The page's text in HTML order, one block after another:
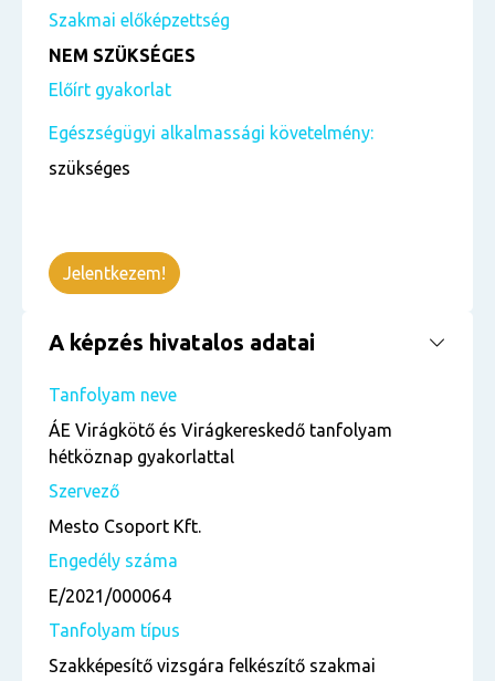
Szakmai előképzettség
NEM SZÜKSÉGES
Előírt gyakorlat
Egészségügyi alkalmassági követelmény:
szükséges
Jelentkezem!
A képzés hivatalos adatai
Tanfolyam neve
ÁE Virágkötő és Virágkereskedő tanfolyam
hétköznap gyakorlattal
Szervező
Mesto Csoport Kft.
Engedély száma
E/2021/000064
Tanfolyam típus
Szakképesítő vizsgára felkészítő szakmai